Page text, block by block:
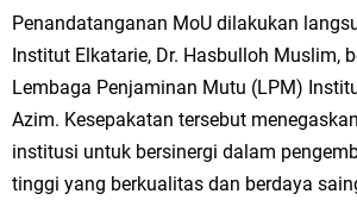
Penandatanganan MoU dilakukan
Institut Elkatarie, Dr. Hasbulloh Muslim,
Lembaga Penjaminan Mutu (LPM)
Azim. Kesepakatan tersebut
institusi untuk bersinergi dalam
tinggi yang berkualitas dan berdaya